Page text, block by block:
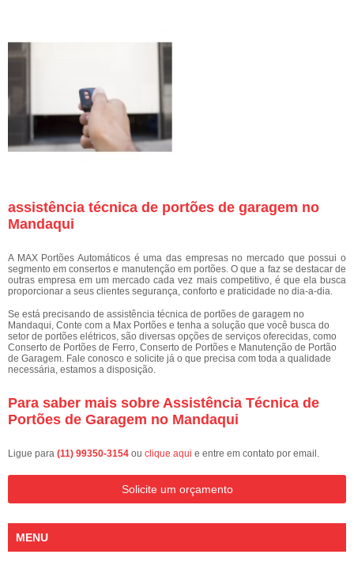
assistência técnica de portões de garagem no
Mandaqui
A MAX Portões Automáticos é uma das empresas no mercado que possui o
segmento em consertos e manutenção em portões. O que a faz se destacar de
outras empresa em um mercado cada vez mais competitivo, é que ela busca
proporcionar a seus clientes segurança, conforto e praticidade no dia-a-dia.
Se está precisando de assistência técnica de portões de garagem no
Mandaqui, Conte com a Max Portões e tenha a solução que você busca do
setor de portões elétricos, são diversas opções de serviços oferecidas, como
Conserto de Portões de Ferro, Conserto de Portões e Manutenção de Portão
de Garagem. Fale conosco e solicite já o que precisa com toda a qualidade
necessária, estamos a disposição.
Para saber mais sobre Assistência Técnica de
Portões de Garagem no Mandaqui
Ligue para (11) 99350-3154 ou clique aqui e entre em contato por email.
Solicite um orçamento
MENU